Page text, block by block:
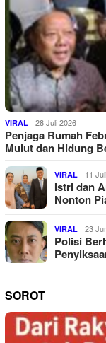
VIRAL 28 Juli 2026
Penjaga Rumah
Mulut dan Hidung
VIRAL 11
Istri dan
Nonton
VIRAL 23
Polisi
SOROT